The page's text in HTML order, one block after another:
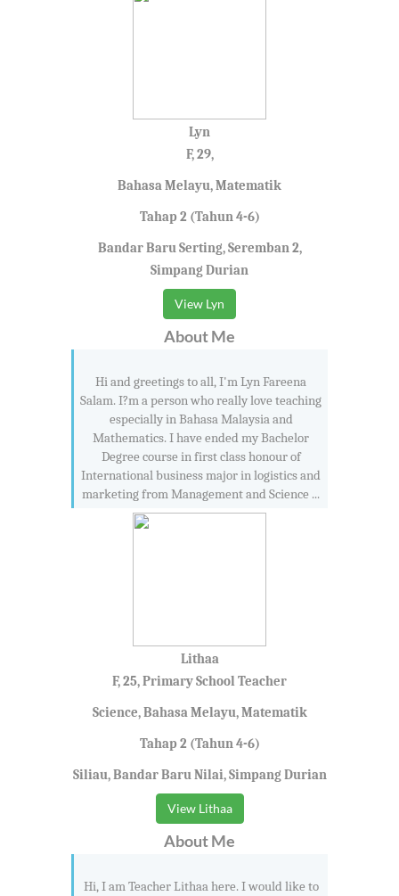
Lyn
F, 29,
Bahasa Melayu, Matematik
Tahap 2 (Tahun 4-6)
Bandar Baru Serting, Seremban 2,
Simpang Durian
View Lyn
About Me
Hi and greetings to all, I'm Lyn Fareena
Salam. I?m a person who really love teaching
especially in Bahasa Malaysia and
Mathematics. I have ended my Bachelor
Degree course in first class honour of
International business major in logistics and
marketing from Management and Science ...
Lithaa
F, 25, Primary School Teacher
Science, Bahasa Melayu, Matematik
Tahap 2 (Tahun 4-6)
Siliau, Bandar Baru Nilai, Simpang Durian
View Lithaa
About Me
Hi, I am Teacher Lithaa here. I would like to